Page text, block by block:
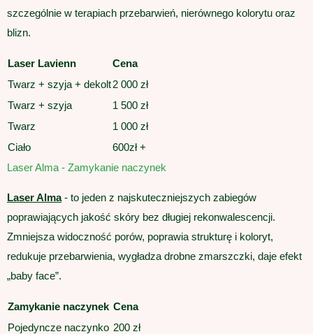
szczególnie w terapiach przebarwień, nierównego kolorytu oraz
blizn.
Laser Lavienn
Cena
Twarz + szyja + dekolt2 000 zł
Twarz + szyja
1 500 zł
Twarz
1 000 zł
Ciało
600zł +
Laser Alma - Zamykanie naczynek
Laser Alma- to jeden z najskuteczniejszych zabiegów
poprawiających jakość skóry bez długiej rekonwalescencji.
Zmniejsza widoczność porów, poprawia strukturę i koloryt,
redukuje przebarwienia, wygładza drobne zmarszczki, daje efekt
„baby face”.
Zamykanie naczynek Cena
Pojedyncze naczynko 200 zł